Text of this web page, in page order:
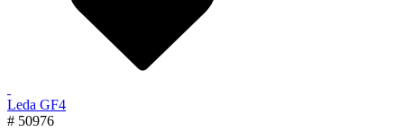
Leda GF4
# 50976